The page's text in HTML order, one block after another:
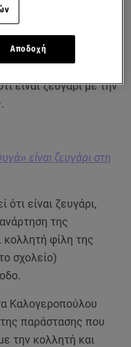
παράστασης «Η
της Τετάρτης στο
Καλογεροπούλου
οΣταύρος
είναι ζευγάρι με την
είναι ζευγάρι στη
είναι ζευγάρι,
της
κολλητή φίλη της
σχολείο)
Καλογεροπούλου
παράστασης που
την κολλητή και
Αποδοχή